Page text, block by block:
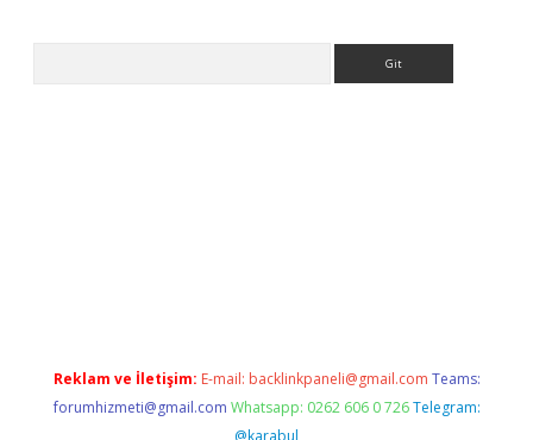
Reklam ve İletişim: E-mail: backlinkpaneli@gmail.com Teams:
forumhizmeti@gmail.com Whatsapp: 0262 606 0 726 Telegram:
@karabul